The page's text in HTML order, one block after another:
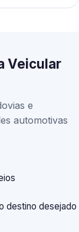
Veicular
e
automotivas
destino desejado